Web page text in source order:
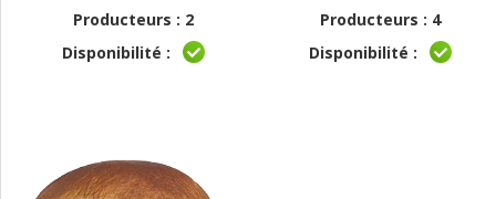
Producteurs : 2
Disponibilité :
Producteurs : 4
Disponibilité :